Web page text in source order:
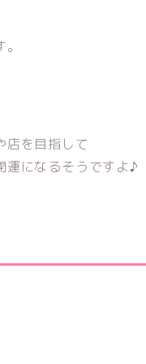
店を目指して
運になるそうですよ♪